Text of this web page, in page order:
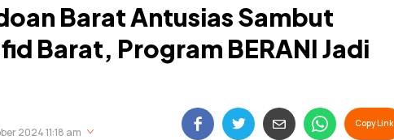
Barat Antusias Sambut
Barat, Program BERANI Jadi
2024 11:18 am
Copy Link